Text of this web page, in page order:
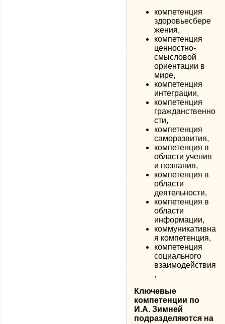
компетенция
здоровьесбере
жения,
компетенция
ценностно-
смысловой
ориентации в
мире,
компетенция
интеграции,
компетенция
гражданственно
сти,
компетенция
саморазвития,
компетенция в
области учения
и познания,
компетенция в
области
деятельности,
компетенция в
области
информации,
коммуникативна
я компетенция,
компетенция
социального
взаимодействия
,
Ключевые
компетенции по
И.А. Зимней
подразделяются на